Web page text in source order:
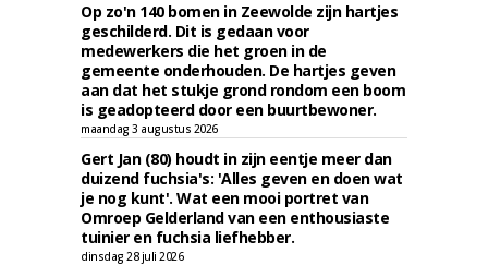
Op zo'n 140 bomen in Zeewolde zijn hartjes
geschilderd. Dit is gedaan voor
medewerkers die het groen in de
gemeente onderhouden. De hartjes geven
aan dat het stukje grond rondom een boom
is geadopteerd door een buurtbewoner.
maandag 3 augustus 2026
Gert Jan (80) houdt in zijn eentje meer dan
duizend fuchsia's: 'Alles geven en doen wat
je nog kunt'. Wat een mooi portret van
Omroep Gelderland van een enthousiaste
tuinier en fuchsia liefhebber.
dinsdag 28 juli 2026